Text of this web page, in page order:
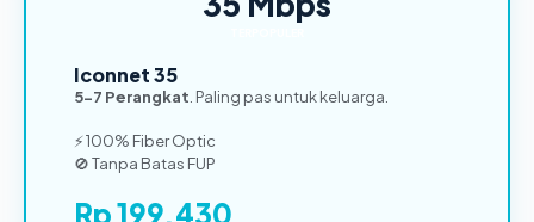
Iconnet 35
5-7 Perangkat . Paling pas untuk keluarga.
⚡ 100% Fiber Optic
🚫 Tanpa Batas FUP
Rp 199.430